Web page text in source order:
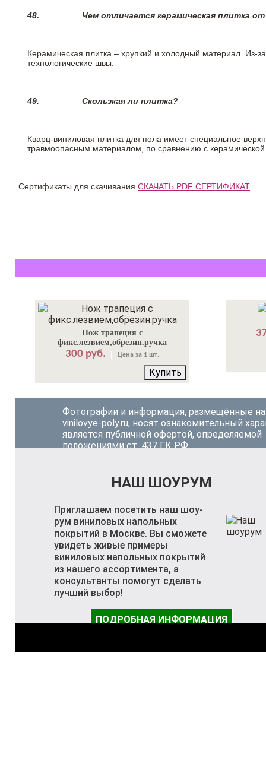
48. Чем отличается керамическая плитка
Керамическая плитка – хрупкий и холодный материал. Из-
технологические швы.
49. Скользкая ли плитка?
Кварц-виниловая плитка для пола имеет специальное
травмоопасным материалом, по сравнению с
Сертификаты для скачивания СКАЧАТЬ PDF СЕРТИФИКАТ
Нож трапеция с
фикс.лезвием,обрезин.ручка
300 руб. Цена за 1 шт.
Купить
Фотографии и информация, размещённые на
vinilovye-poly.ru, носят ознакомительный
является публичной офертой, определяемой
положениями ст. 437 ГК РФ.
НАШ ШОУРУМ
Приглашаем посетить наш шоу-
рум виниловых напольных
покрытий в Москве. Вы сможете
увидеть живые примеры
виниловых напольных покрытий
из нашего ассортимента, а
консультанты помогут сделать
лучший выбор!
ПОДРОБНАЯ ИНФОРМАЦИЯ